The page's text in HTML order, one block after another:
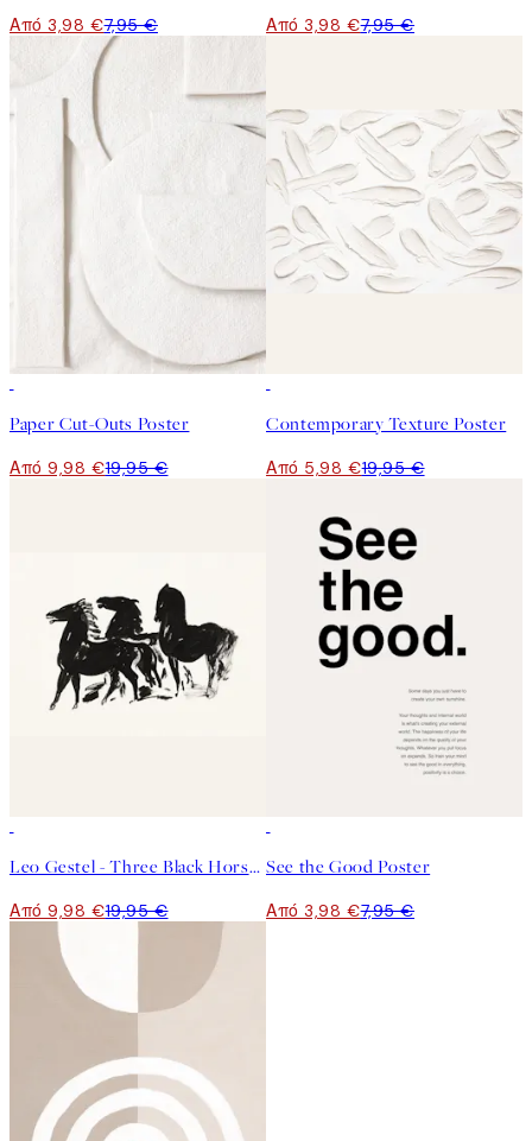
Από 3,98 €7,95 € Από 3,98 €7,95 €
Paper Cut-Outs Poster
Από 9,98 €19,95 €
Contemporary Texture Poster
Από 5,98 €19,95 €
Leo Gestel - Three Black Horses Poster
Από 9,98 €19,95 €
See the Good Poster
Από 3,98 €7,95 €